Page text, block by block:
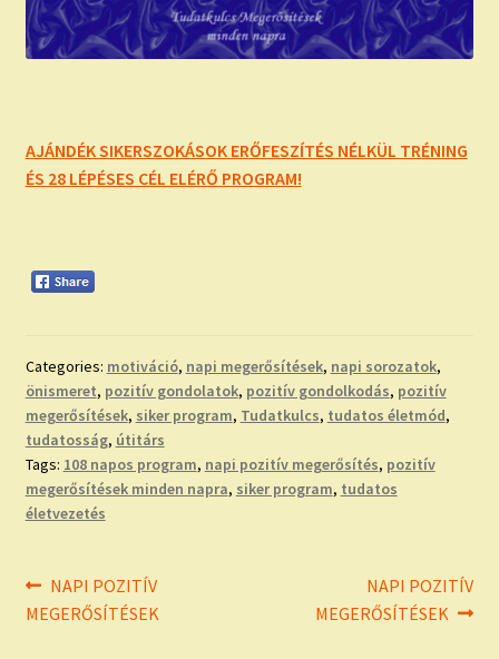
AJÁNDÉK SIKERSZOKÁSOK ERŐFESZÍTÉS NÉLKÜL TRÉNING
ÉS 28 LÉPÉSES CÉL ELÉRŐ PROGRAM!
Categories: motiváció, napi megerősítések, napi sorozatok,
önismeret, pozitív gondolatok, pozitív gondolkodás, pozitív
megerősítések, siker program, Tudatkulcs, tudatos életmód,
tudatosság, útitárs
Tags: 108 napos program, napi pozitív megerősítés, pozitív
megerősítések minden napra, siker program, tudatos
életvezetés
Bejegyzés
navigáció
Previous
post:
NAPI POZITÍV
MEGERŐSÍTÉSEK
Next
post:
NAPI POZITÍV
MEGERŐSÍTÉSEK